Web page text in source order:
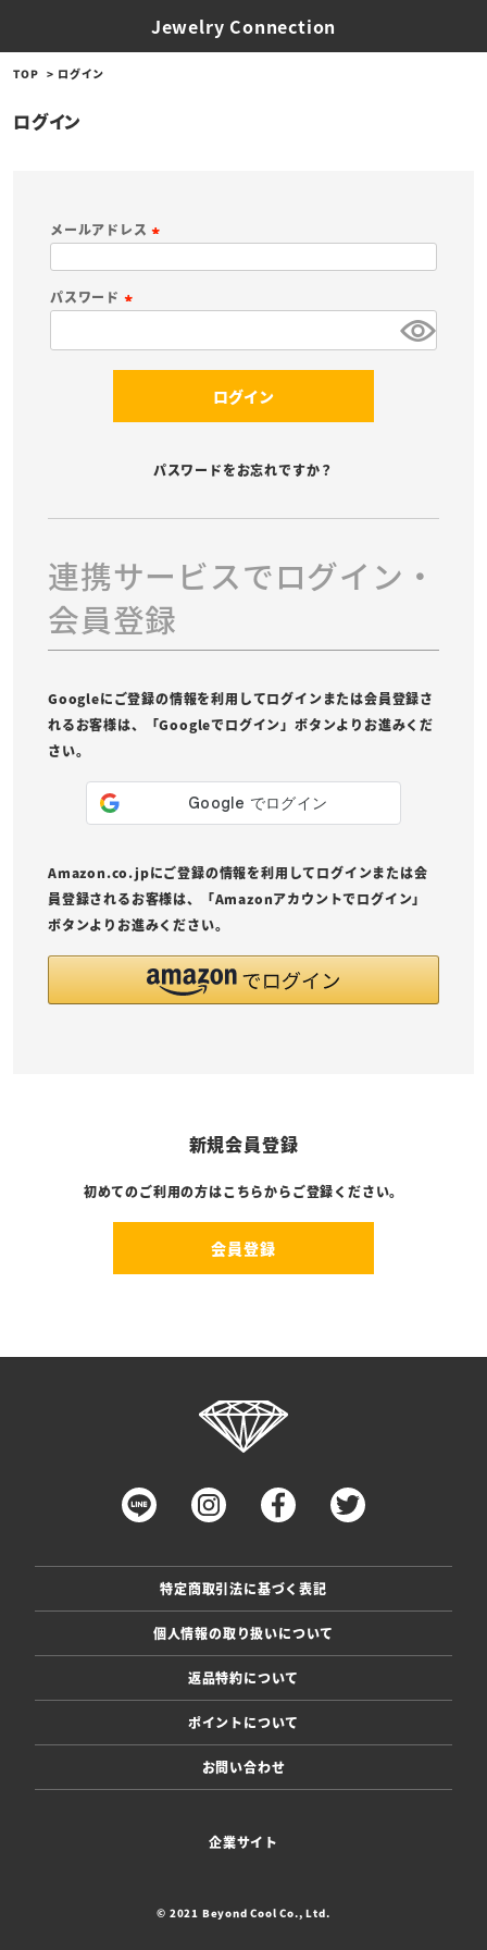
Jewelry Connection
TOP ログイン
ログイン
メールアドレス
須
パスワード
ログイン
パスワードをお忘れですか？
連携サービスでログイン・
会員登録
Googleにご登録の情報を利用してログインまたは会員登録さ
れるお客様は、「Googleでログイン」ボタンよりお進みくだ
さい。
Amazon.co.jpにご登録の情報を利用してログインまたは会
員登録されるお客様は、「Amazonアカウントでログイン」
ボタンよりお進みください。
新規会員登録
初めてのご利用の方はこちらからご登録ください。
会員登録
特定商取引法に基づく表記
個人情報の取り扱いについて
返品特約について
ポイントについて
お問い合わせ
企業サイト
© 2021 Beyond Cool Co., Ltd.